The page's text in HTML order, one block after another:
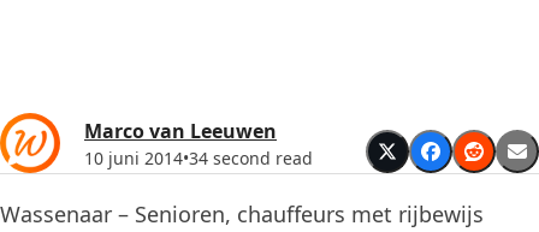
Marco van Leeuwen
10 juni 2014•34 second read
Wassenaar – Senioren, chauffeurs met rijbewijs